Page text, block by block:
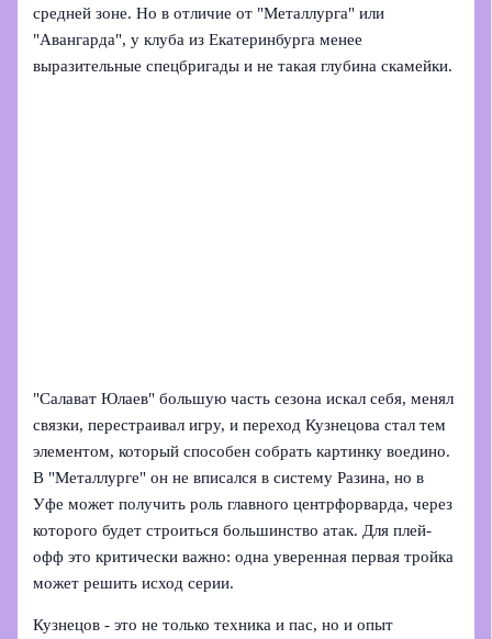
средней зоне. Но в отличие от "Металлурга" или
"Авангарда", у клуба из Екатеринбурга менее
выразительные спецбригады и не такая глубина скамейки.
"Салават Юлаев" большую часть сезона искал себя, менял
связки, перестраивал игру, и переход Кузнецова стал тем
элементом, который способен собрать картинку воедино.
В "Металлурге" он не вписался в систему Разина, но в
Уфе может получить роль главного центрфорварда, через
которого будет строиться большинство атак. Для плей-
офф это критически важно: одна уверенная первая тройка
может решить исход серии.
Кузнецов - это не только техника и пас, но и опыт